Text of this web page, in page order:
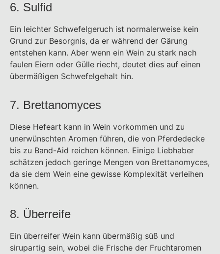
6. Sulfid
Ein leichter Schwefelgeruch ist normalerweise kein
Grund zur Besorgnis, da er während der Gärung
entstehen kann. Aber wenn ein Wein zu stark nach
faulen Eiern oder Gülle riecht, deutet dies auf einen
übermäßigen Schwefelgehalt hin.
7. Brettanomyces
Diese Hefeart kann in Wein vorkommen und zu
unerwünschten Aromen führen, die von Pferdedecke
bis zu Band-Aid reichen können. Einige Liebhaber
schätzen jedoch geringe Mengen von Brettanomyces,
da sie dem Wein eine gewisse Komplexität verleihen
können.
8. Überreife
Ein überreifer Wein kann übermäßig süß und
sirupartig sein, wobei die Frische der Fruchtaromen